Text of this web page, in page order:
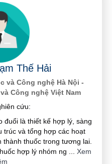
Thế Hải
và Công nghệ Hà Nội -
Công nghệ Việt Nam
cứu:
đuổi là thiết kế hợp lý, sàng
trúc và tổng hợp các hoạt
thuốc trong tương lai.
hợp lý nhóm ng
Xem